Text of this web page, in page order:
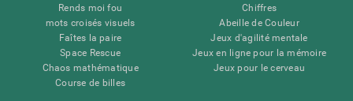
Rends moi fou
mots croisés visuels
Faîtes la paire
Space Rescue
Chaos mathématique
Course de billes
Chiffres
Abeille de Couleur
Jeux d'agilité mentale
Jeux en ligne pour la mémoire
Jeux pour le cerveau